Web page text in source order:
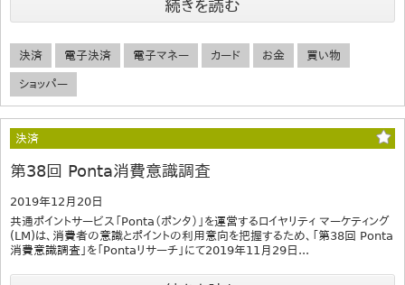
続きを読む
決済 電子決済 電子マネー カード お金 買い物
ショッパー
決済
第38回 Ponta消費意識調査
2019年12月20日
共通ポイントサービス「Ponta（ポンタ）」を運営するロイヤリティ マーケティング
(LM)は、消費者の意識とポイントの利用意向を把握するため、「第38回 Ponta
消費意識調査」を「Pontaリサーチ」にて2019年11月29日...